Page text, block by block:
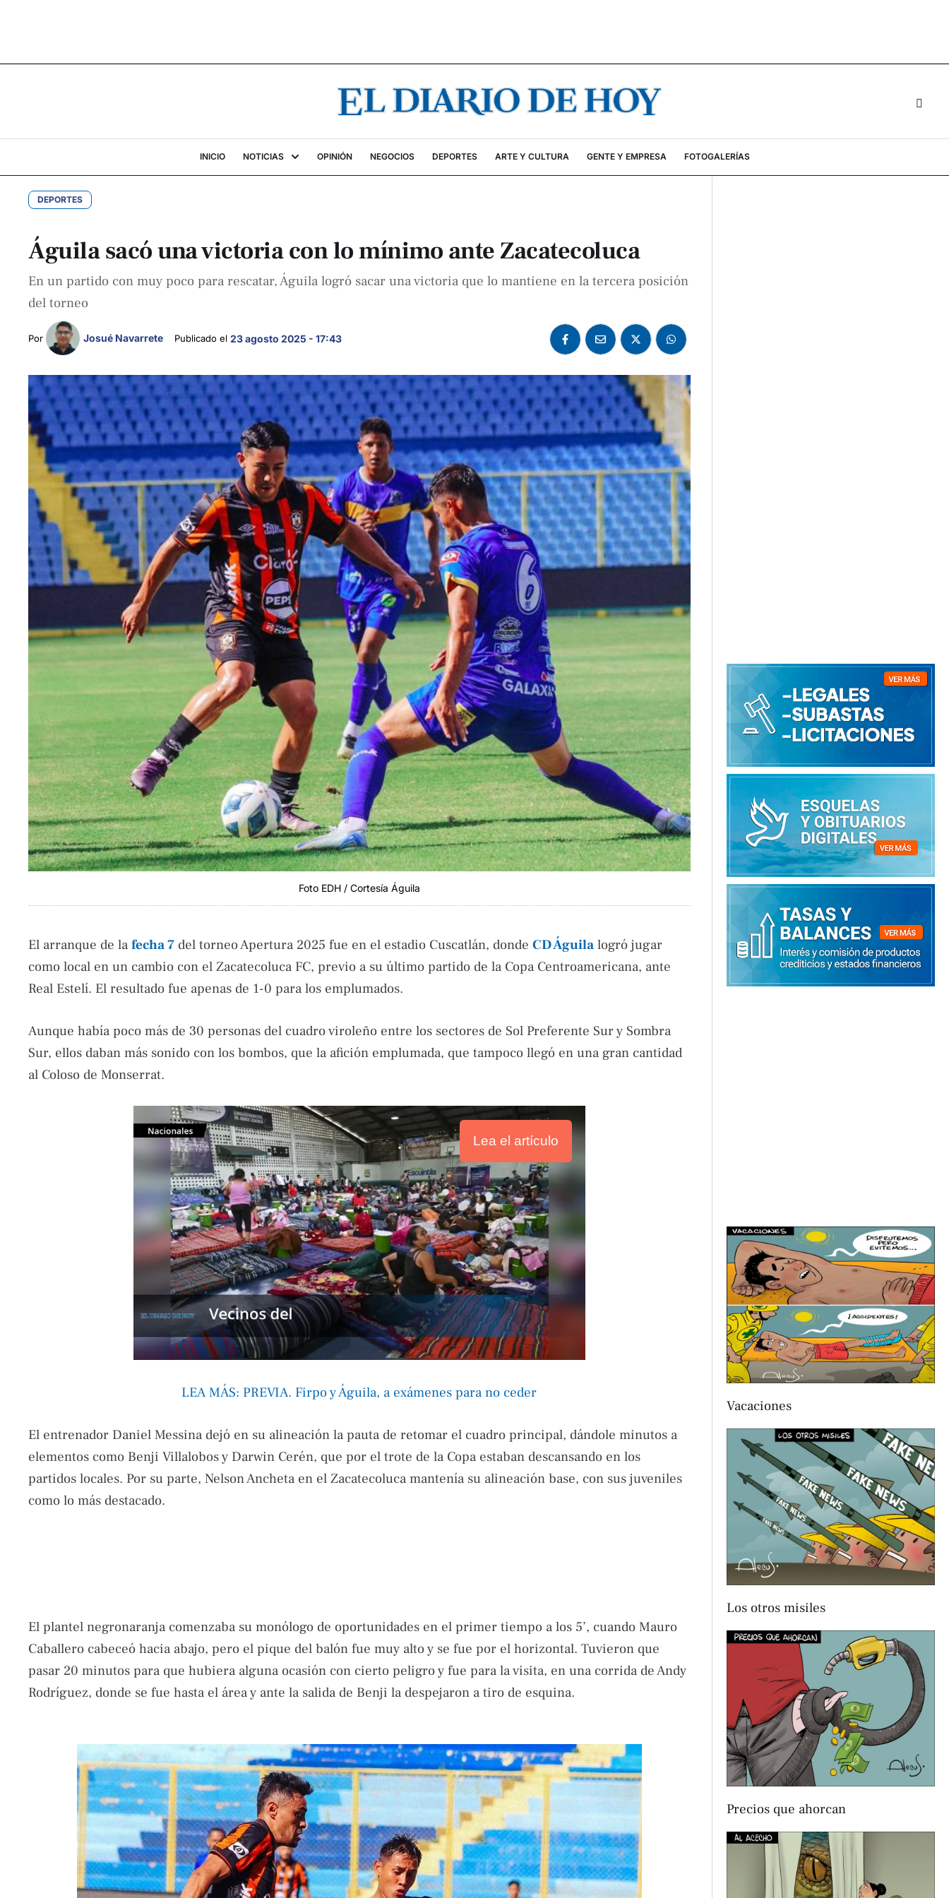
INICIO NOTICIAS OPINIÓN NEGOCIOS DEPORTES ARTE Y CULTURA GENTE Y EMPRESA FOTOGALERÍAS
DEPORTES
Águila sacó una victoria con lo mínimo ante Zacatecoluca
En un partido con muy poco para rescatar, Águila logró sacar una victoria que lo mantiene en la tercera posición
del torneo
Por Josué Navarrete Publicado el 23 agosto 2025 - 17:43
Foto EDH / Cortesía Águila
El arranque de la fecha 7 del torneo Apertura 2025 fue en el estadio Cuscatlán, donde CD Águila logró jugar
como local en un cambio con el Zacatecoluca FC, previo a su último partido de la Copa Centroamericana, ante
Real Estelí. El resultado fue apenas de 1-0 para los emplumados.
Aunque había poco más de 30 personas del cuadro viroleño entre los sectores de Sol Preferente Sur y Sombra
Sur, ellos daban más sonido con los bombos, que la afición emplumada, que tampoco llegó en una gran cantidad
al Coloso de Monserrat.
Lea el artículo
LEA MÁS: PREVIA. Firpo y Águila, a exámenes para no ceder
El entrenador Daniel Messina dejó en su alineación la pauta de retomar el cuadro principal, dándole minutos a
elementos como Benji Villalobos y Darwin Cerén, que por el trote de la Copa estaban descansando en los
partidos locales. Por su parte, Nelson Ancheta en el Zacatecoluca mantenía su alineación base, con sus juveniles
como lo más destacado.
El plantel negronaranja comenzaba su monólogo de oportunidades en el primer tiempo a los 5’, cuando Mauro
Caballero cabeceó hacia abajo, pero el pique del balón fue muy alto y se fue por el horizontal. Tuvieron que
pasar 20 minutos para que hubiera alguna ocasión con cierto peligro y fue para la visita, en una corrida de Andy
Rodríguez, donde se fue hasta el área y ante la salida de Benji la despejaron a tiro de esquina.
Vacaciones
Los otros misiles
Precios que ahorcan